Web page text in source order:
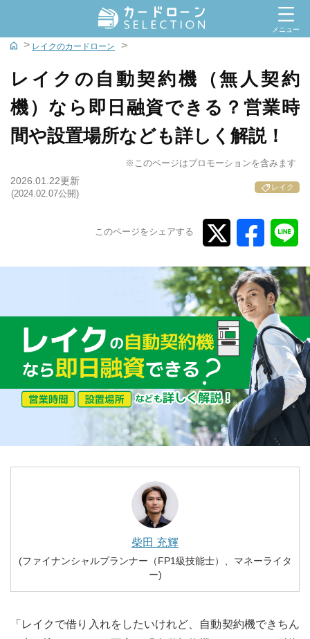
メニュー
閉じる
全てのカードローンを絞込比較する
希望の条件でカードローンを絞り込む
人気の特徴から探す
即日融資が可能なカードローン
審査が不安な人のカードローン
内緒で借りれるカードローン
カードレスOKなカードローン
カードローンがはじめての方に
専業主婦でもOKなカードローン
女性向けのカードローン
年金受給者もOKなカードローン
おすすめの消費者金融カードローン
おすすめの銀行カードローン
おすすめのおまとめローン
おすすめの借り換えローン
50万円借りたい
100万円借りたい
レイクのカードローン
レイクの自動契約機（無人契約
機）なら即日融資できる？営業時
間や設置場所なども詳しく解説！
※このページはプロモーションを含みます
2026.01.22更新
(2024.02.07公開)
レイク
このページをシェアする
柴田 充輝
(ファイナンシャルプランナー（FP1級技能士）、マネーライタ
ー)
「レイクで借り入れをしたいけれど、自動契約機できちん